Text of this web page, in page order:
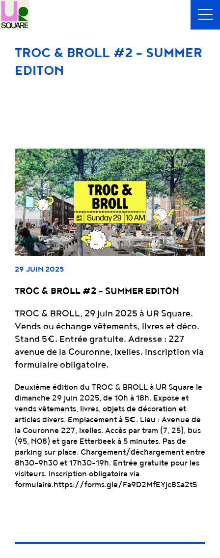
TROC & BROLL #2 – SUMMER
EDITON
29 JUIN 2025
TROC & BROLL #2 – SUMMER EDITON
TROC & BROLL, 29 juin 2025 à UR Square.
Vends ou échange vêtements, livres et déco.
Stand 5€. Entrée gratuite. Adresse : 227
avenue de la Couronne, Ixelles. Inscription via
formulaire obligatoire.
Deuxième édition du TROC & BROLL à UR Square le
dimanche 29 juin 2025, de 10h à 18h. Expose et
vends vêtements, livres, objets de décoration et
articles divers. Emplacement à 5€. Lieu : Avenue de
la Couronne 227, Ixelles. Accès par tram (7, 25), bus
(95, N08) et gare Etterbeek à 5 minutes. Pas de
parking sur place. Chargement/déchargement entre
8h30-9h30 et 17h30-19h. Entrée gratuite pour les
visiteurs. Inscription obligatoire via
formulaire.https://forms.gle/Fa9D2MfEYjc8Sa2t5